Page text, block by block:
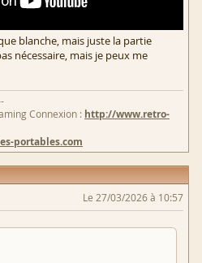
blanche, mais juste la partie
nécessaire, mais je peux me
Connexion : http://www.retro-
portables.com
Le 27/03/2026 à 10:57